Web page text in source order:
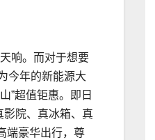
响。而对于想要
今年的新能源大
”超值钜惠。即日
影院、真冰箱、真
端豪华出行，尊